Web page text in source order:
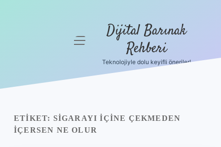
Yasal Uyarı
menüyü
Dijital Barınak
Rehberi
Teknolojiyle dolu keyifli öneriler!
ETIKET: SIGARAYI IÇINE ÇEKMEDEN
IÇERSEN NE OLUR